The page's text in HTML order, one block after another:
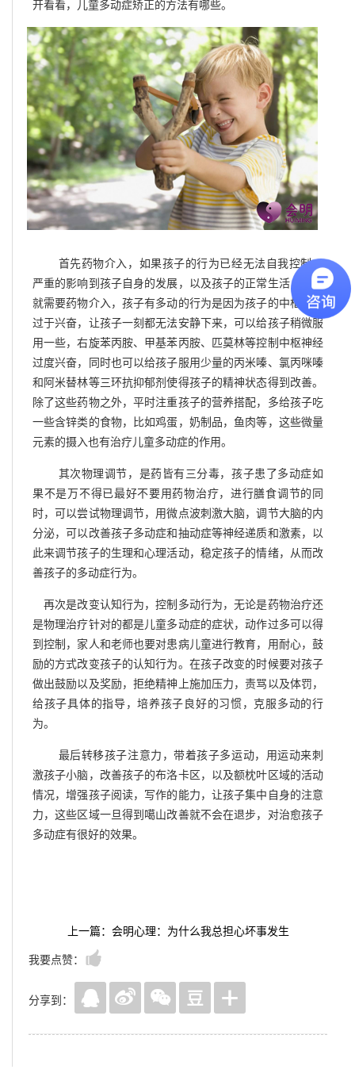
开看看，儿童多动症矫正的方法有哪些。
首先药物介入，如果孩子的行为已经无法自我控制，
严重的影响到孩子自身的发展，以及孩子的正常生活，此时
就需要药物介入，孩子有多动的行为是因为孩子的中枢神经
过于兴奋，让孩子一刻都无法安静下来，可以给孩子稍微服
用一些，右旋苯丙胺、甲基苯丙胺、匹莫林等控制中枢神经
过度兴奋，同时也可以给孩子服用少量的丙米嗪、氯丙咪嗪
和阿米替林等三环抗抑郁剂使得孩子的精神状态得到改善。
除了这些药物之外，平时注重孩子的营养搭配，多给孩子吃
一些含锌类的食物，比如鸡蛋，奶制品，鱼肉等，这些微量
元素的摄入也有治疗儿童多动症的作用。
其次物理调节，是药皆有三分毒，孩子患了多动症如
果不是万不得已最好不要用药物治疗，进行膳食调节的同
时，可以尝试物理调节，用微点波刺激大脑，调节大脑的内
分泌，可以改善孩子多动症和抽动症等神经递质和激素，以
此来调节孩子的生理和心理活动，稳定孩子的情绪，从而改
善孩子的多动症行为。
再次是改变认知行为，控制多动行为，无论是药物治疗还
是物理治疗针对的都是儿童多动症的症状，动作过多可以得
到控制，家人和老师也要对患病儿童进行教育，用耐心，鼓
励的方式改变孩子的认知行为。在孩子改变的时候要对孩子
做出鼓励以及奖励，拒绝精神上施加压力，责骂以及体罚，
给孩子具体的指导，培养孩子良好的习惯，克服多动的行
为。
最后转移孩子注意力，带着孩子多运动，用运动来刺
激孩子小脑，改善孩子的布洛卡区，以及额枕叶区域的活动
情况，增强孩子阅读，写作的能力，让孩子集中自身的注意
力，这些区域一旦得到噶山改善就不会在退步，对治愈孩子
多动症有很好的效果。
上一篇：会明心理：为什么我总担心坏事发生
我要点赞：
分享到：